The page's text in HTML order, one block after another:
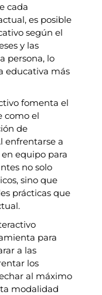
cada
es posible
según el
y las
persona, lo
educativa más
fomenta el
como el
de
enfrentarse a
equipo para
no solo
sino que
prácticas que
para
a las
los
al máximo
modalidad